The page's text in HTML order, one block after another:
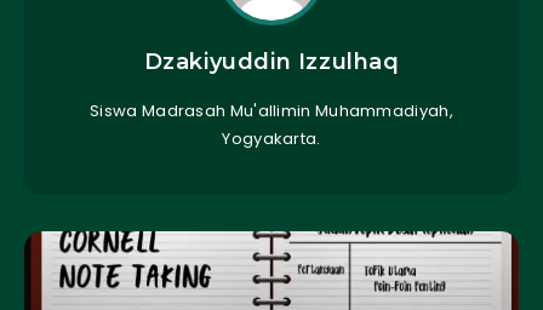
Dzakiyuddin Izzulhaq
Siswa Madrasah Mu'allimin Muhammadiyah,
Yogyakarta.